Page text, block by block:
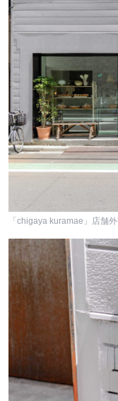
「chigaya kuramae」店舗